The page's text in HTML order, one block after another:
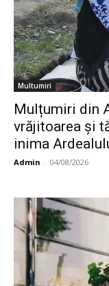
Multumiri
Mulțumiri din
vrăjitoarea și
inima
Admin - 04/08/2026